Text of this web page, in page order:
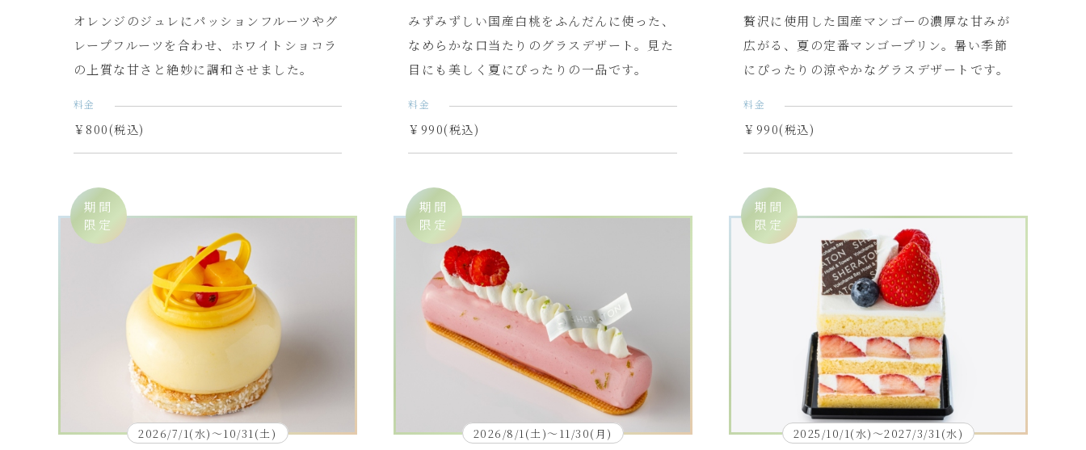
オレンジのジュレにパッションフルーツやグ
レープフルーツを合わせ、ホワイトショコラ
の上質な甘さと絶妙に調和させました。
料金
￥800(税込)
みずみずしい国産白桃をふんだんに使った、
なめらかな口当たりのグラスデザート。見た
目にも美しく夏にぴったりの一品です。
料金
￥990(税込)
贅沢に使用した国産マンゴーの濃厚な甘みが
広がる、夏の定番マンゴープリン。暑い季節
にぴったりの涼やかなグラスデザートです。
料金
￥990(税込)
期間
限定
2026/7/1(水)～10/31(土)
期間
限定
2026/8/1(土)～11/30(月)
期間
限定
2025/10/1(水)～2027/3/31(水)